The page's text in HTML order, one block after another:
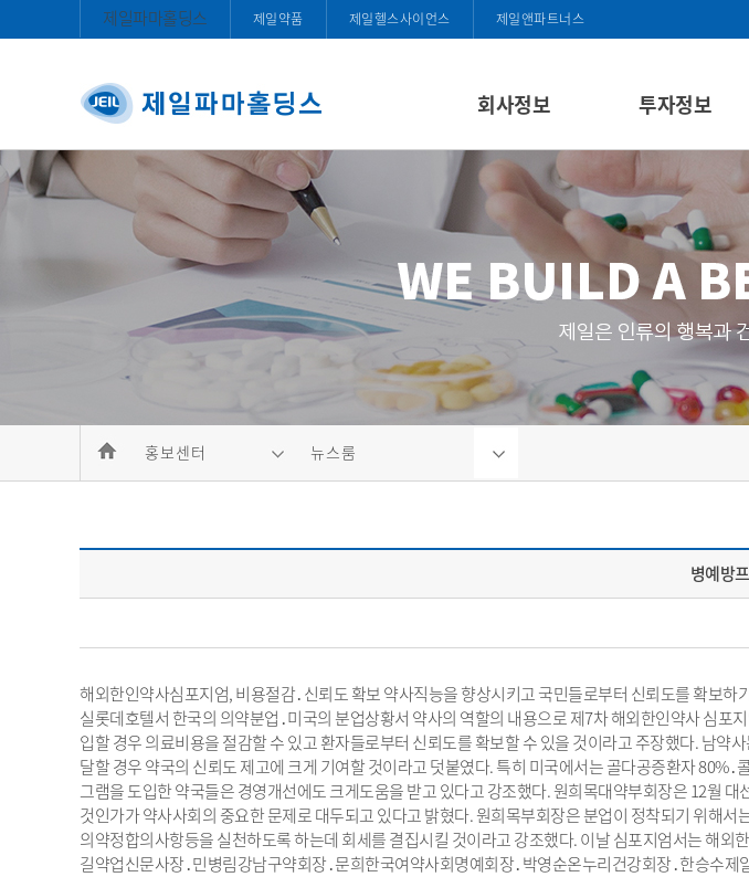
제일파마홀딩스 제일약품 제일헬스사이언스 제일앤파트너스
회사정보 투자정보
홍보센터 뉴스룸
병예방
해외한인약사심포지엄, 비용절감․신뢰도 확보 약사직능을 향상시키고 국민들로부터 신뢰도를 확보
실롯데호텔서 한국의 의약분업․미국의 분업상황서 약사의 역할의 내용으로 제7차 해외한인약사 심
입할 경우 의료비용을 절감할 수 있고 환자들로부터 신뢰도를 확보할 수 있을 것이라고 주장했다. 남
달할 경우 약국의 신뢰도 제고에 크게 기여할 것이라고 덧붙였다. 특히 미국에서는 골다공증환자
그램을 도입한 약국들은 경영개선에도 크게도움을 받고 있다고 강조했다. 원희목대약부회장은 12월
것인가가 약사사회의 중요한 문제로 대두되고 있다고 밝혔다. 원희목부회장은 분업이 정착되기 위해
의약정합의사항등을 실천하도록 하는데 회세를 결집시킬 것이라고 강조했다. 이날 심포지엄서는 해
길약업신문사장․민병림강남구약회장․문희한국여약사회명예회장․박영순온누리건강회장․한승수